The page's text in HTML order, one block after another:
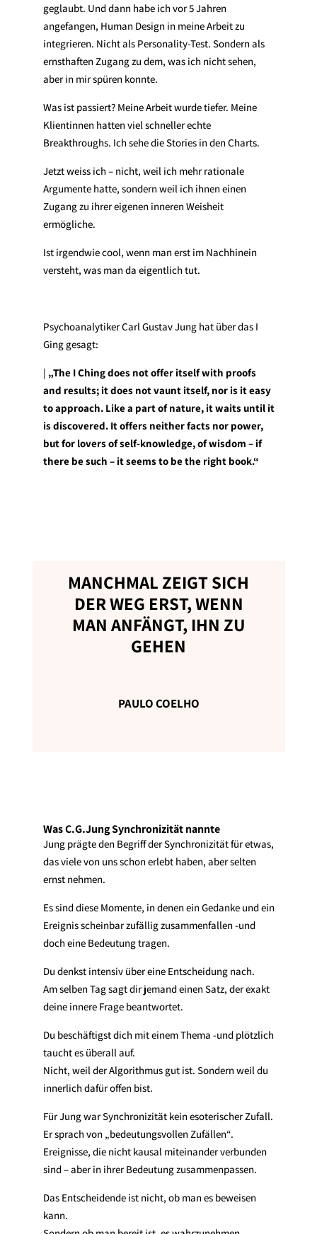
geglaubt. Und dann habe ich vor 5 Jahren
angefangen, Human Design in meine Arbeit zu
integrieren. Nicht als Personality-Test. Sondern als
ernsthaften Zugang zu dem, was ich nicht sehen,
aber in mir spüren konnte.
Was ist passiert? Meine Arbeit wurde tiefer. Meine
Klientinnen hatten viel schneller echte
Breakthroughs. Ich sehe die Stories in den Charts.
Jetzt weiss ich – nicht, weil ich mehr rationale
Argumente hatte, sondern weil ich ihnen einen
Zugang zu ihrer eigenen inneren Weisheit
ermögliche.
Ist irgendwie cool, wenn man erst im Nachhinein
versteht, was man da eigentlich tut.
Psychoanalytiker Carl Gustav Jung hat über das I
Ging gesagt:
| „The I Ching does not offer itself with proofs
and results; it does not vaunt itself, nor is it easy
to approach. Like a part of nature, it waits until it
is discovered. It offers neither facts nor power,
but for lovers of self-knowledge, of wisdom – if
there be such – it seems to be the right book.“
MANCHMAL ZEIGT SICH
DER WEG ERST, WENN
MAN ANFÄNGT, IHN ZU
GEHEN
PAULO COELHO
Was C.G.Jung Synchronizität nannte
Jung prägte den Begriff der Synchronizität für etwas,
das viele von uns schon erlebt haben, aber selten
ernst nehmen.
Es sind diese Momente, in denen ein Gedanke und ein
Ereignis scheinbar zufällig zusammenfallen -und
doch eine Bedeutung tragen.
Du denkst intensiv über eine Entscheidung nach.
Am selben Tag sagt dir jemand einen Satz, der exakt
deine innere Frage beantwortet.
Du beschäftigst dich mit einem Thema -und plötzlich
taucht es überall auf.
Nicht, weil der Algorithmus gut ist. Sondern weil du
innerlich dafür offen bist.
Für Jung war Synchronizität kein esoterischer Zufall.
Er sprach von „bedeutungsvollen Zufällen“.
Ereignisse, die nicht kausal miteinander verbunden
sind – aber in ihrer Bedeutung zusammenpassen.
Das Entscheidende ist nicht, ob man es beweisen
kann.